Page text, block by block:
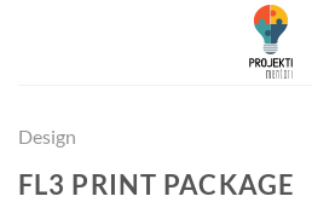
Design
FL3 PRINT PACKAGE